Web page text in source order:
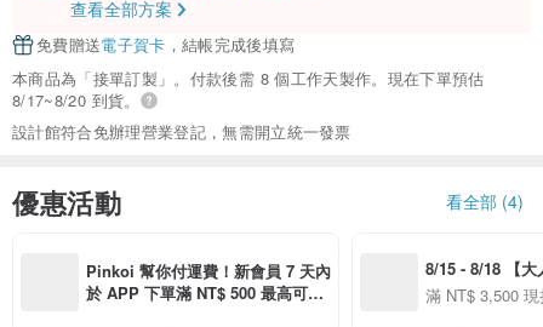
查看全部方案
免費贈送電子賀卡 ，結帳完成後填寫
本商品為「接單訂製」。付款後需 8 個工作天製作。現在下單預估
8/17~8/20 到貨。
設計館符合免辦理營業登記，無需開立統一發票
優惠活動 看全部 (4)
Pinkoi 幫你付運費！新會員 7 天內
於 APP 下單滿 NT$ 500 最高可折
8/15 - 8/18 【大
季】滿
滿 NT$ 3,500